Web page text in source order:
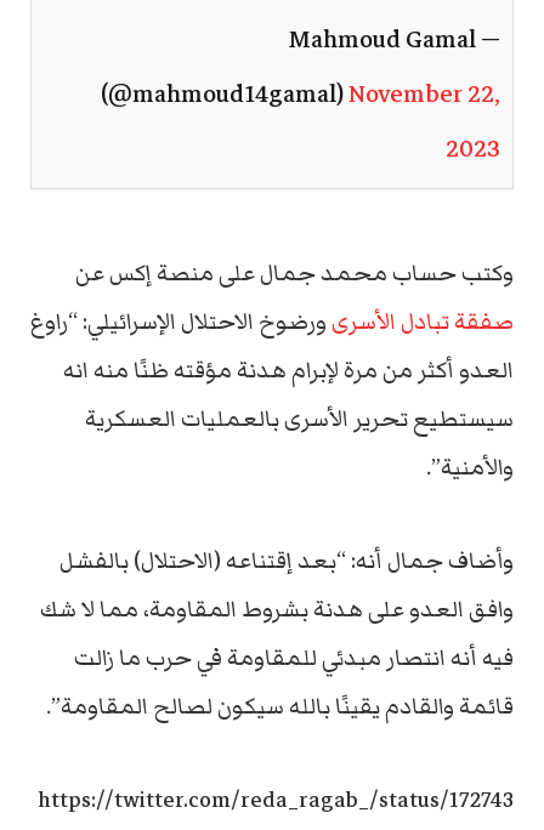
— Mahmoud Gamal
(@mahmoud14gamal)November 22,
2023
وكتب حساب محمد جمال على منصة إكس عن
صفقة تبادل الأسرىورضوخ الاحتلال الإسرائيلي: “راوغ
العدو أكثر من مرة لإبرام هدنة مؤقته ظنًا منه انه
سيستطيع تحرير الأسرى بالعمليات العسكرية
والأمنية”.
وأضاف جمال أنه: “بعد إقتناعه (الاحتلال) بالفشل
وافق العدو على هدنة بشروط المقاومة، مما لا شك
فيه أنه انتصار مبدئي للمقاومة في حرب ما زالت
قائمة والقادم يقينًا بالله سيكون لصالح المقاومة”.
https://twitter.com/reda_ragab_/status/172743